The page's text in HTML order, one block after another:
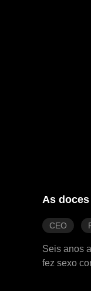
As
CEO
Seis anos
fez sexo